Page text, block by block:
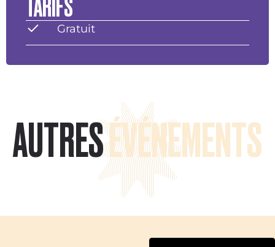
TARIFS
Gratuit
AUTRESÉVÉNEMENTS